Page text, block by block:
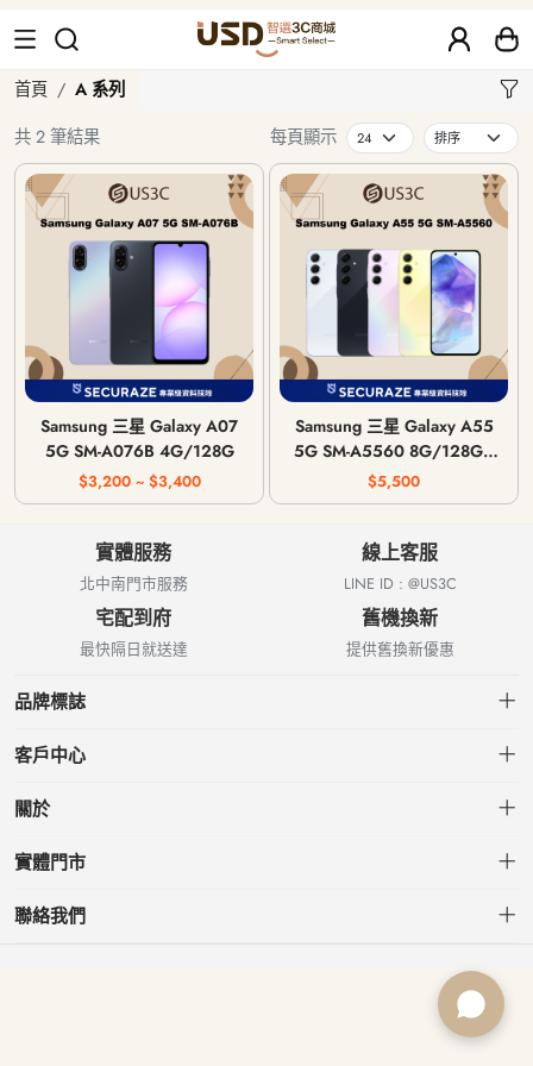
A 系列
首頁
A 系列
共 2 筆結果
每頁顯示
Samsung 三星 Galaxy A07
5G SM-A076B 4G/128G
$3,200 ~ $3,400
Samsung 三星 Galaxy A55
5G SM-A5560 8G/128G |
8G/256G
$5,500
實體服務
北中南門市服務
線上客服
LINE ID : @US3C
宅配到府
最快隔日就送達
舊機換新
提供舊換新優惠
品牌標誌
客戶中心
會員中心
關於
關於US3C
實體門市
台北小南門店
台北南港店
聯絡我們